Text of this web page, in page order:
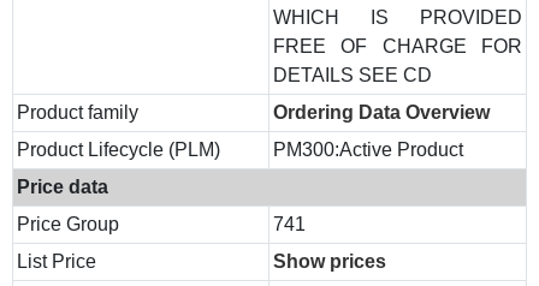
WHICH IS PROVIDED
FREE OF CHARGE FOR
DETAILS SEE CD
Product family
Ordering Data Overview
Product Lifecycle (PLM)
PM300:Active Product
Price data
Price Group
741
List Price
Show prices